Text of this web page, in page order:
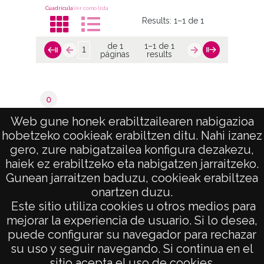
Web gune honek erabiltzailearen nabigazioa
hobetzeko cookieak erabiltzen ditu. Nahi izanez
gero, zure nabigatzailea konfigura dezakezu,
haiek ez erabiltzeko eta nabigatzen jarraitzeko.
Gunean jarraitzen baduzu, cookieak erabiltzea
onartzen duzu.
Este sitio utiliza cookies u otros medios para
mejorar la experiencia de usuario. Si lo desea,
puede configurar su navegador para rechazar
su uso y seguir navegando. Si continua en el
CuadrículaVer como lista
Results:1–1 de 1
de 1
páginas
1–1 de 1
results
0
de 1
páginas
1–1 de 1
results
AVISO LEGAL
POLÍTICA DE PRIVACIDAD
ACCESIBILIDAD
ATENCIÓN CIUDADANA